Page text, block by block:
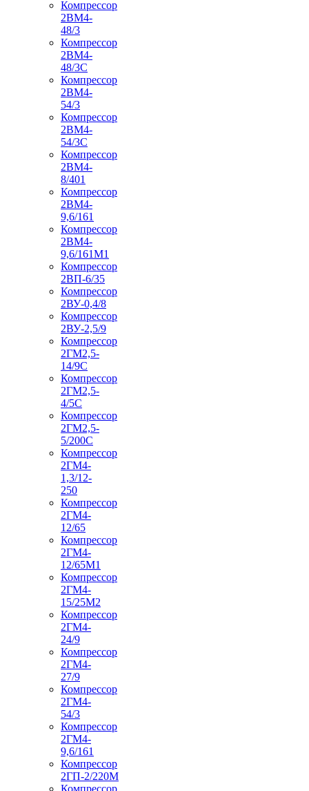
Компрессор
2ВМ4-
48/3
Компрессор
2ВМ4-
48/3С
Компрессор
2ВМ4-
54/3
Компрессор
2ВМ4-
54/3С
Компрессор
2ВМ4-
8/401
Компрессор
2ВМ4-
9,6/161
Компрессор
2ВМ4-
9,6/161М1
Компрессор
2ВП-6/35
Компрессор
2ВУ-0,4/8
Компрессор
2ВУ-2,5/9
Компрессор
2ГМ2,5-
14/9С
Компрессор
2ГМ2,5-
4/5С
Компрессор
2ГМ2,5-
5/200С
Компрессор
2ГМ4-
1,3/12-
250
Компрессор
2ГМ4-
12/65
Компрессор
2ГМ4-
12/65М1
Компрессор
2ГМ4-
15/25М2
Компрессор
2ГМ4-
24/9
Компрессор
2ГМ4-
27/9
Компрессор
2ГМ4-
54/3
Компрессор
2ГМ4-
9,6/161
Компрессор
2ГП-2/220М